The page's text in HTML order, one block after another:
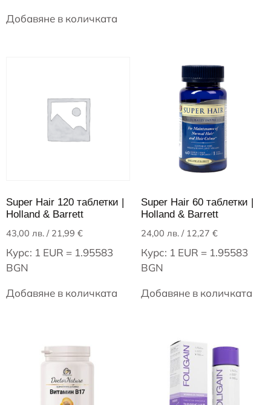
Добавяне в количката
Super Hair 120 таблетки |
Holland & Barrett
43,00 лв. / 21,99 €
Курс: 1 EUR = 1.95583
BGN
Добавяне в количката
Super Hair 60 таблетки |
Holland & Barrett
24,00 лв./ 12,27 €
Курс: 1 EUR = 1.95583
BGN
Добавяне в количката